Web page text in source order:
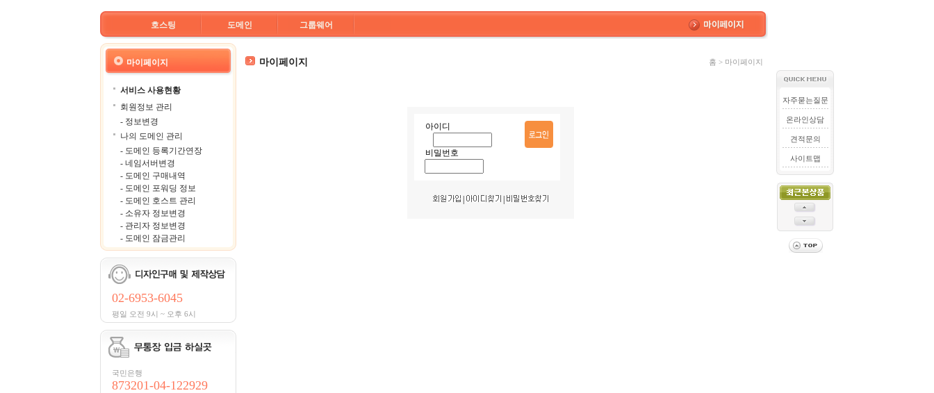
호스팅 도메인 그룹웨어
마이페이지
서비스 사용현황
회원정보 관리
- 정보변경
나의 도메인 관리
- 도메인 등록기간연장
- 네임서버변경
- 도메인 구매내역
- 도메인 포워딩 정보
- 도메인 호스트 관리
- 소유자 정보변경
- 관리자 정보변경
- 도메인 잠금관리
02-6953-6045
평일 오전 9시 ~ 오후 6시
국민은행
873201-04-122929
마이페이지 홈 > 마이페이지
아이디
비밀번호
자주묻는질문
온라인상담
견적문의
사이트맵